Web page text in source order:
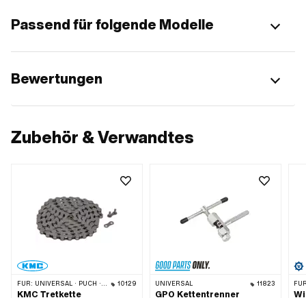
Passend für folgende Modelle
Bewertungen
Zubehör & Verwandtes
FÜR: UNIVERSAL · PUCH · SACHS · PONY / CILO (BETA 521 & 512) · PIAGGIO · ZÜNDAPP BELMONDO · SOLEX · ALPA CHOPPER / TURBO · CILO 10129
KMC Tretkette
UNIVERSAL 11823
GPO Kettentrenner